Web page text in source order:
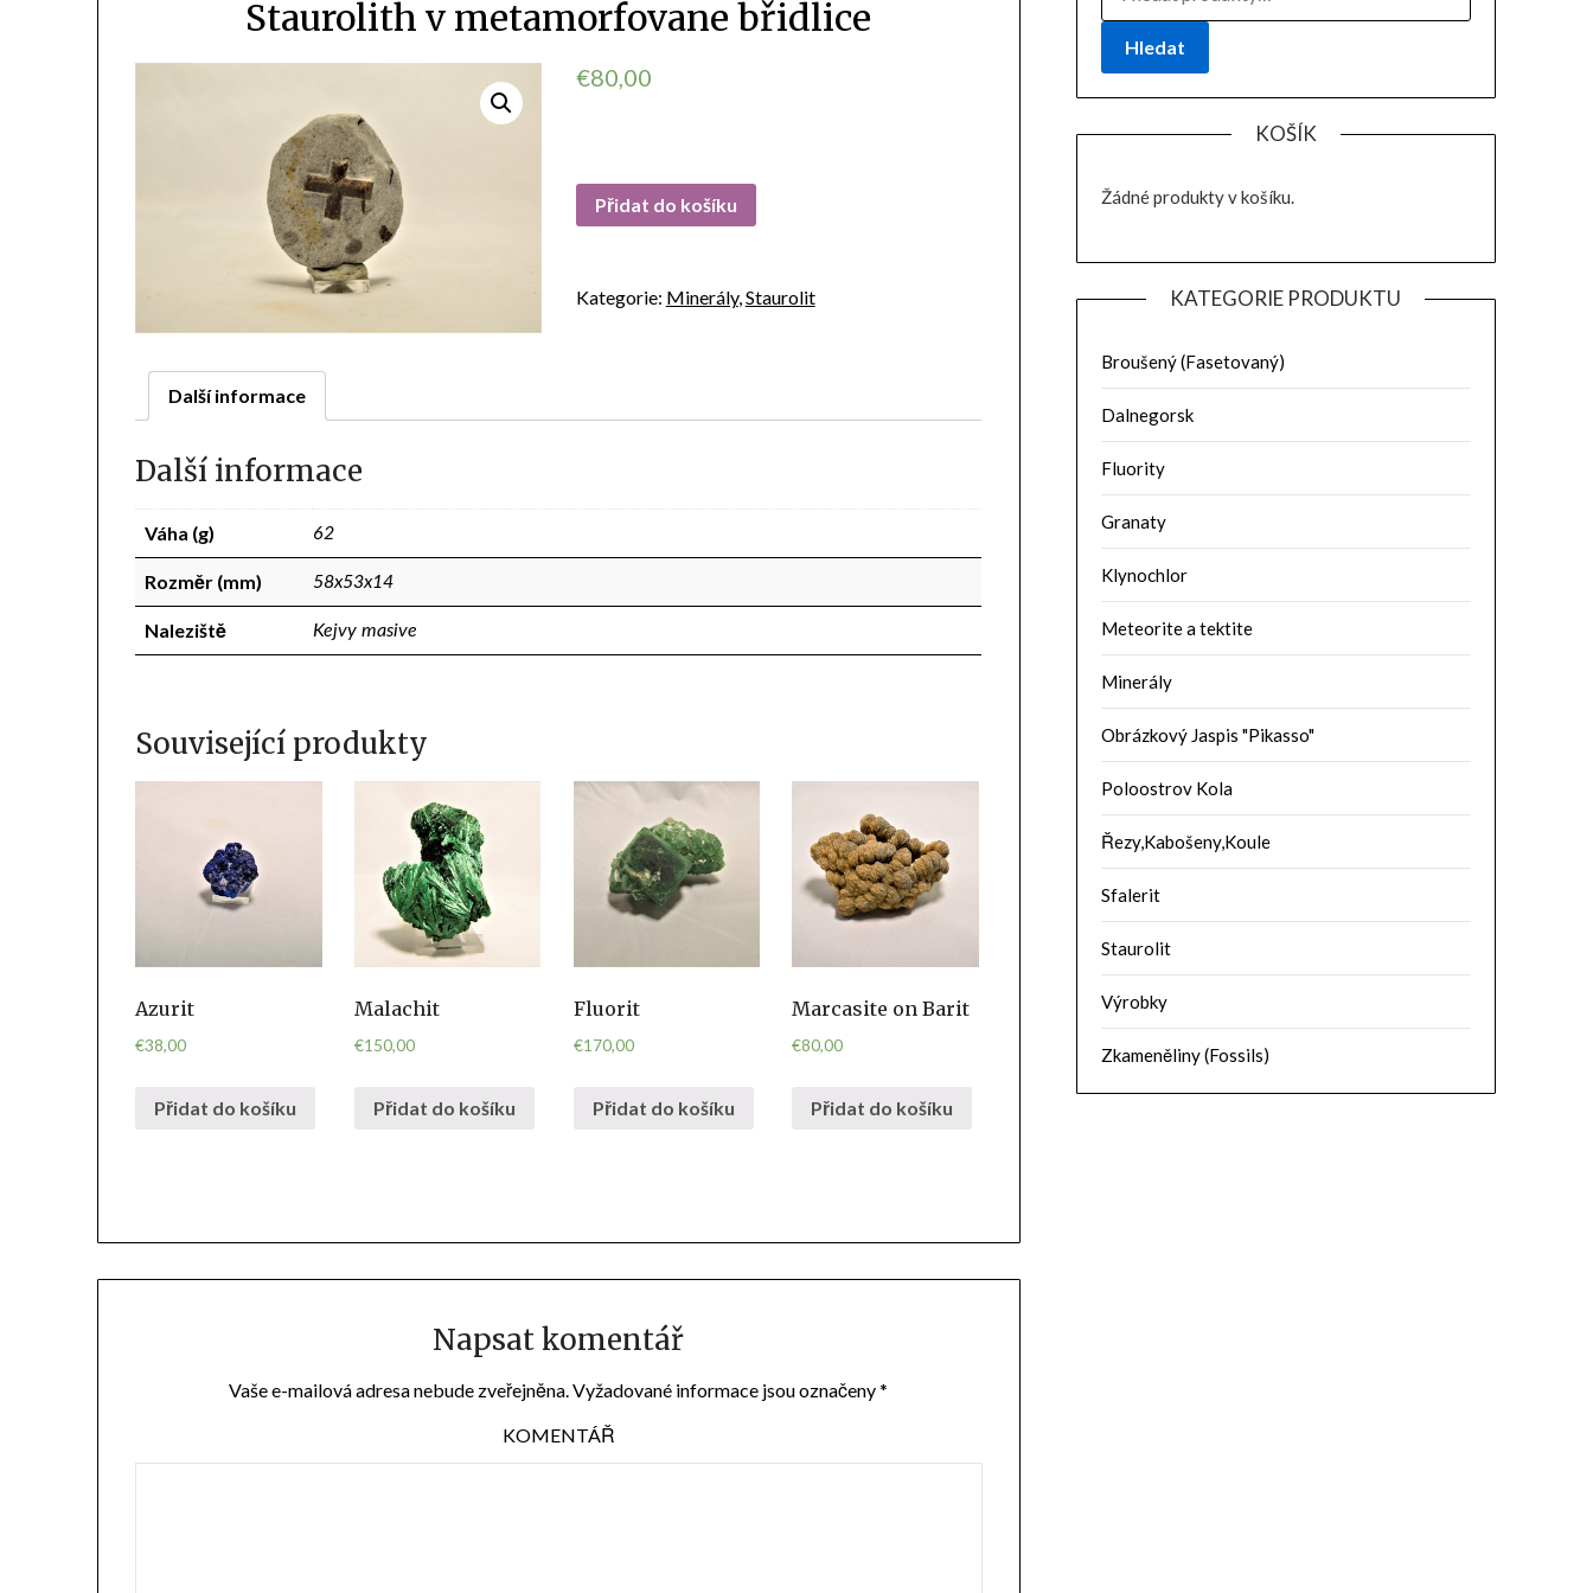
Staurolith v metamorfovane břidlice
€80,00
Přidat do košíku
Kategorie: Minerály,Staurolit
Další informace
Další informace
Váha (g) 62
Rozměr (mm) 58x53x14
Naleziště Kejvy masive
Související produkty
Azurit
€38,00
Přidat do košíku
Malachit
€150,00
Přidat do košíku
Fluorit
€170,00
Přidat do košíku
Marcasite on Barit
€80,00
Přidat do košíku
Napsat komentář
Vaše e-mailová adresa nebude zveřejněna.Vyžadované informace jsou označeny*
KOMENTÁŘ
Hledat
KOŠÍK
Žádné produkty v košíku.
KATEGORIE PRODUKTU
Broušený (Fasetovaný)
Dalnegorsk
Fluority
Granaty
Klynochlor
Meteorite a tektite
Minerály
Obrázkový Jaspis "Pikasso"
Poloostrov Kola
Řezy,Kabošeny,Koule
Sfalerit
Staurolit
Výrobky
Zkameněliny (Fossils)